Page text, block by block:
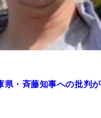
県・斉藤知事への批判が